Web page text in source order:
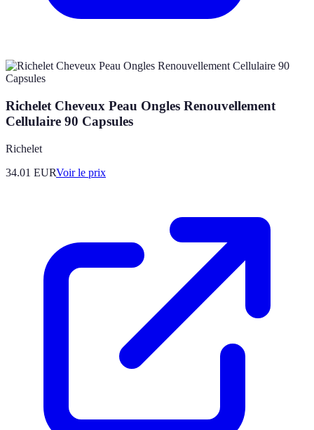
Richelet Cheveux Peau Ongles Renouvellement
Cellulaire 90 Capsules
Richelet
34.01 EURVoir le prix